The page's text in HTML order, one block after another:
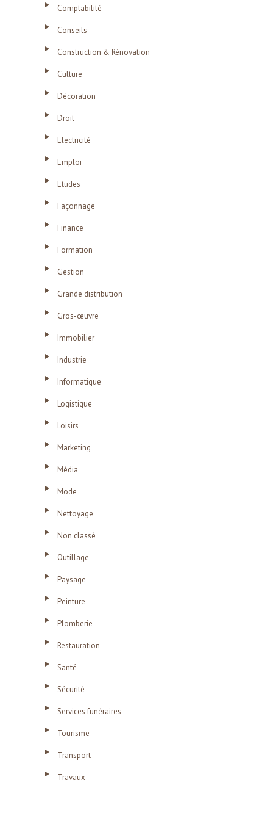
Comptabilité
Conseils
Construction & Rénovation
Culture
Décoration
Droit
Electricité
Emploi
Etudes
Façonnage
Finance
Formation
Gestion
Grande distribution
Gros-œuvre
Immobilier
Industrie
Informatique
Logistique
Loisirs
Marketing
Média
Mode
Nettoyage
Non classé
Outillage
Paysage
Peinture
Plomberie
Restauration
Santé
Sécurité
Services funéraires
Tourisme
Transport
Travaux